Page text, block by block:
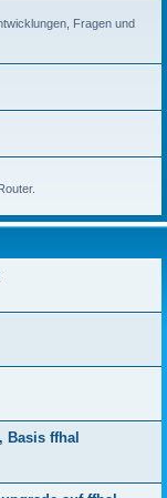
Fragen und
Basis ffhal